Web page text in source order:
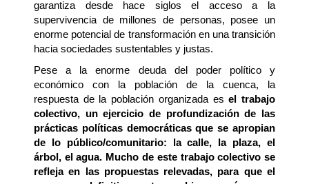
garantiza desde hace siglos el acceso a la
supervivencia de millones de personas, posee un
enorme potencial de transformación en una transición
hacia sociedades sustentables y justas.
Pese a la enorme deuda del poder político y
económico con la población de la cuenca, la
respuesta de la población organizada es el trabajo
colectivo, un ejercicio de profundización de las
prácticas políticas democráticas que se apropian
de lo público/comunitario: la calle, la plaza, el
árbol, el agua. Mucho de este trabajo colectivo se
refleja en las propuestas relevadas, para que el